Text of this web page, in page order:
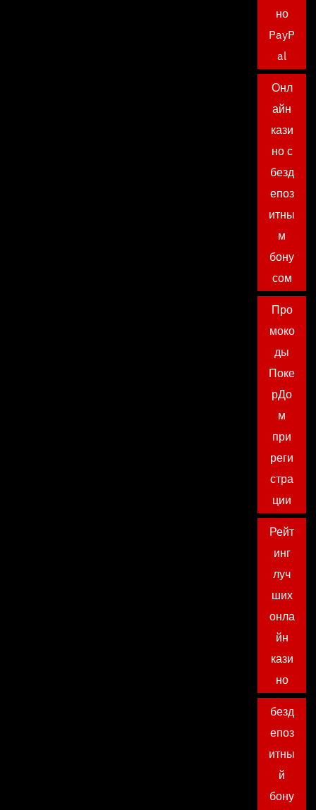
но
PayP
al
Онл
айн
кази
но с
безд
епоз
итны
м
бону
сом
Про
моко
ды
Поке
рДо
м
при
реги
стра
ции
Рейт
инг
луч
ших
онла
йн
кази
но
безд
епоз
итны
й
бону